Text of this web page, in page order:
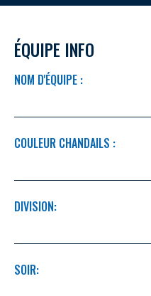
ÉQUIPE INFO
NOM D'ÉQUIPE :
COULEUR CHANDAILS :
DIVISION:
SOIR: